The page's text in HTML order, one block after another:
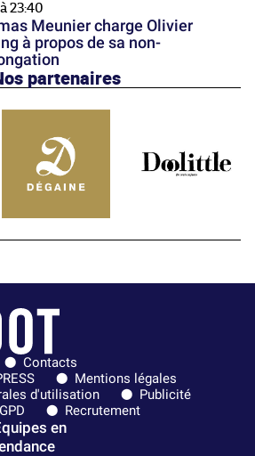
23:40
Meunier charge Olivier
à propos de sa non-
partenaires
Contacts
Mentions légales
d'utilisation
Publicité
Recrutement
en